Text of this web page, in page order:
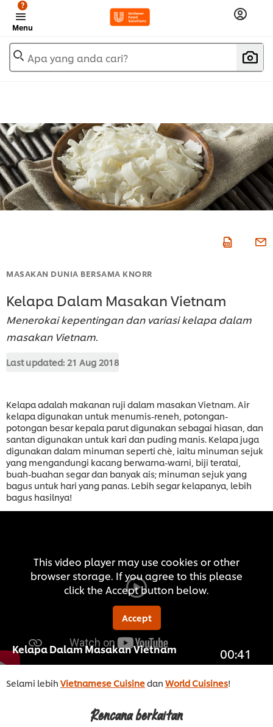
Menu
?
Apa yang anda cari?
MASAKAN DUNIA BERSAMA KNORR
Kelapa Dalam Masakan Vietnam
Menerokai kepentingan dan variasi kelapa dalam
masakan Vietnam.
Last updated: 21 Aug 2018
Kelapa adalah makanan ruji dalam masakan Vietnam. Air
kelapa digunakan untuk menumis-reneh, potongan-
potongan besar kepala parut digunakan sebagai hiasan, dan
santan digunakan untuk kari dan puding manis. Kelapa juga
digunakan dalam minuman seperti chè, iaitu minuman sejuk
yang mengandungi kacang berwarna-warni, biji teratai,
buah-buahan segar dan banyak ais; minuman sejuk yang
bagus untuk hari yang panas. Lebih segar kelapanya, lebih
bagus hasilnya!
This video player may use cookies or other
browser storage. If you agree to this please
click the Accept button below.
Accept
Kelapa Dalam Masakan Vietnam 00:41
Selami lebih Vietnamese Cuisinedan World Cuisines!
Rencana berkaitan